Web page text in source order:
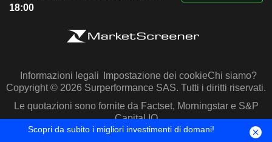
18:00
Informazioni legali Impostazione dei cookieChi siamo?
Copyright © 2026 Surperformance SAS. Tutti i diritti riservati.
Le quotazioni sono fornite da Factset, Morningstar e S&P
Capital IQ
Scopri da subito i migliori investimenti di domani!